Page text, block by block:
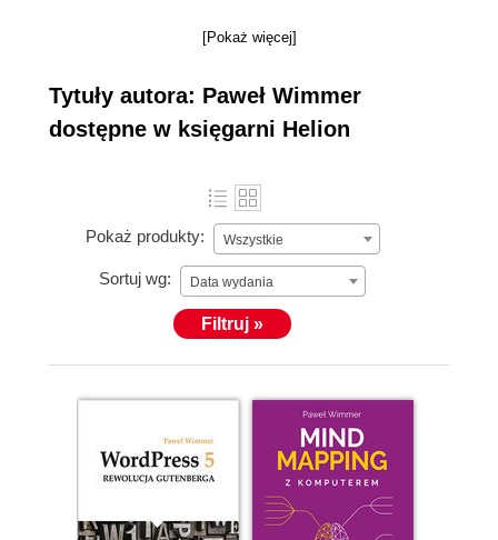
Towarzystwa Dziennikarskiego, społecznikiem i
Interesuje się językami sztucznymi (esperanto,
interlingua) i ochroną przyrody. Lubi sport. Chętnie,
choć z dystansem ogląda filmy popularnonaukowe,
[Pokaż więcej]
Tytuły autora: Paweł Wimmer
dostępne w księgarni Helion
Pokaż produkty: Wszystkie
Sortuj wg: Data wydania
Filtruj »